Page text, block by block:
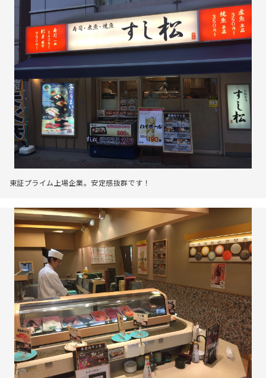
東証プライム上場企業。安定感抜群です！